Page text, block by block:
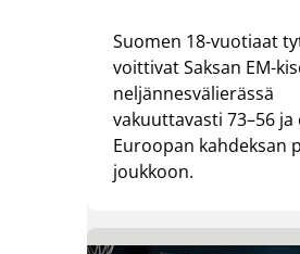
Suomen 18-vuotiaat
voittivat Saksan EM-
neljännesvälierässä
vakuuttavasti 73–56
Euroopan kahdeksan
joukkoon.